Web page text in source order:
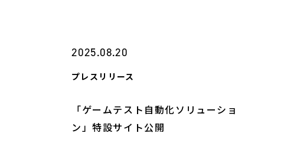
2025.08.20
プレスリリース
「ゲームテスト自動化ソリューショ
ン」特設サイト公開